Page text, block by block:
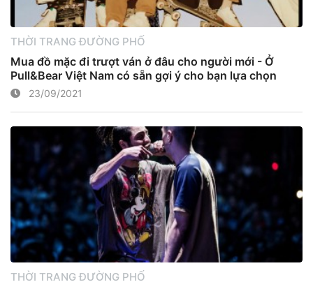
THỜI TRANG ĐƯỜNG PHỐ
Mua đồ mặc đi trượt ván ở đâu cho người mới - Ở
Pull&Bear Việt Nam có sẵn gợi ý cho bạn lựa chọn
23/09/2021
THỜI TRANG ĐƯỜNG PHỐ